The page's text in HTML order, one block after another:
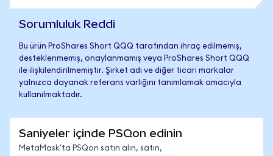
Sorumluluk Reddi
Bu ürün ProShares Short QQQ tarafından ihraç edilmemiş,
desteklenmemiş, onaylanmamış veya ProShares Short QQQ
ile ilişkilendirilmemiştir. Şirket adı ve diğer ticari markalar
yalnızca dayanak referans varlığını tanımlamak amacıyla
kullanılmaktadır.
Saniyeler içinde PSQon edinin
MetaMask'ta PSQon satın alın, satın,